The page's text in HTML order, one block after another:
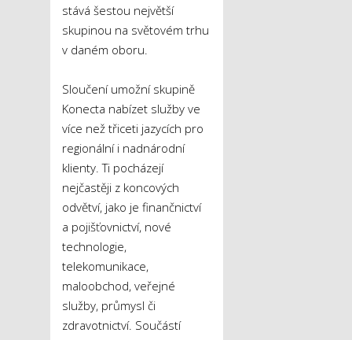
stává šestou největší
skupinou na světovém trhu
v daném oboru.
Sloučení umožní skupině
Konecta nabízet služby ve
více než třiceti jazycích pro
regionální i nadnárodní
klienty. Ti pocházejí
nejčastěji z koncových
odvětví, jako je finančnictví
a pojišťovnictví, nové
technologie,
telekomunikace,
maloobchod, veřejné
služby, průmysl či
zdravotnictví. Součástí